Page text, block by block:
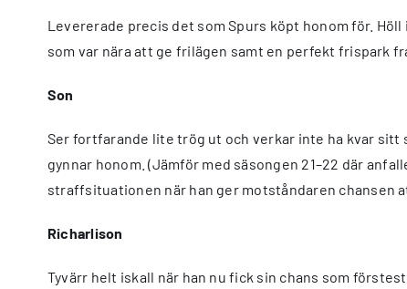
Levererade precis det som Spurs köpt honom för.
som var nära att ge frilägen samt en perfekt frispark
Son
Ser fortfarande lite trög ut och verkar inte ha kvar
gynnar honom. (Jämför med säsongen 21–22 där
straffsituationen när han ger motståndaren chansen
Richarlison
Tyvärr helt iskall när han nu fick sin chans som